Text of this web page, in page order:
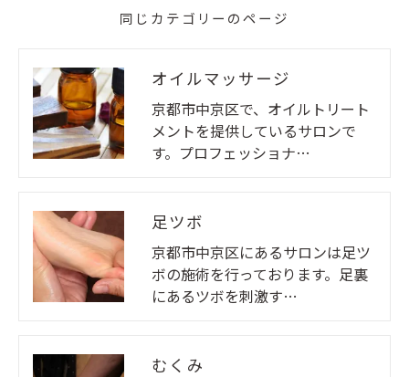
同じカテゴリーのページ
オイルマッサージ
京都市中京区で、オイルトリート
メントを提供しているサロンで
す。プロフェッショナ…
足ツボ
京都市中京区にあるサロンは足ツ
ボの施術を行っております。足裏
にあるツボを刺激す…
むくみ